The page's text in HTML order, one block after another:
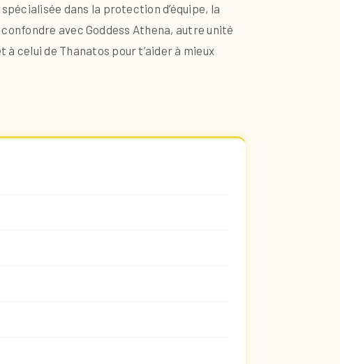
dans la protection d’équipe, la
avec Goddess Athena, autre unité
celui de Thanatos pour t’aider à mieux